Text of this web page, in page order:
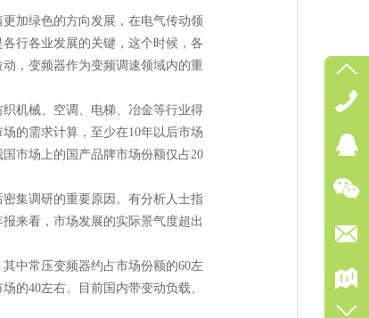
加绿色的方向发展，在电气传动领
行各业发展的关键，这个时候，各
，变频器作为变频调速领域内的重
机械、空调、电梯、冶金等行业得
的需求计算，至少在10年以后市场
市场上的国产品牌市场份额仅占20
集调研的重要原因。有分析人士指
来看，市场发展的实际景气度超出
中常压变频器约占市场份额的60左
的40左右。目前国内带变动负载、